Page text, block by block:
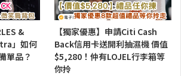
&
」如何
單品？
【獨家優惠】申請Citi Cash
Back信用卡送開利抽濕機 價值
$5,280！仲有LOJEL行李箱等
你拎